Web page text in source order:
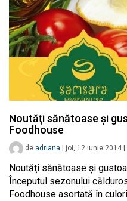
Noutăţi sănătoase şi
Foodhouse
de adriana joi, 12 iunie 2014
Noutăţi sănătoase şi
Începutul sezonului
Foodhouse asortată în